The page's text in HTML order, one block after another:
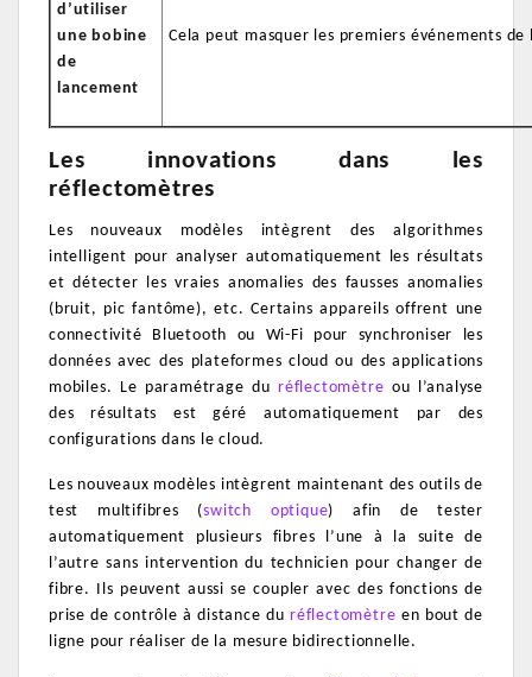
d’utiliser
une bobine
de
lancement
Cela peut masquer les premiers événements
Les innovations dans les
réflectomètres
Les nouveaux modèles intègrent des algorithmes
intelligent pour analyser automatiquement les résultats
et détecter les vraies anomalies des fausses anomalies
(bruit, pic fantôme), etc. Certains appareils offrent une
connectivité Bluetooth ou Wi-Fi pour synchroniser les
données avec des plateformes cloud ou des applications
mobiles. Le paramétrage du réflectomètre ou l’analyse
des résultats est géré automatiquement par des
configurations dans le cloud.
Les nouveaux modèles intègrent maintenant des outils de
test multifibres (switch optique) afin de tester
automatiquement plusieurs fibres l’une à la suite de
l’autre sans intervention du technicien pour changer de
fibre. Ils peuvent aussi se coupler avec des fonctions de
prise de contrôle à distance duréflectomètre en bout de
ligne pour réaliser de la mesure bidirectionnelle.